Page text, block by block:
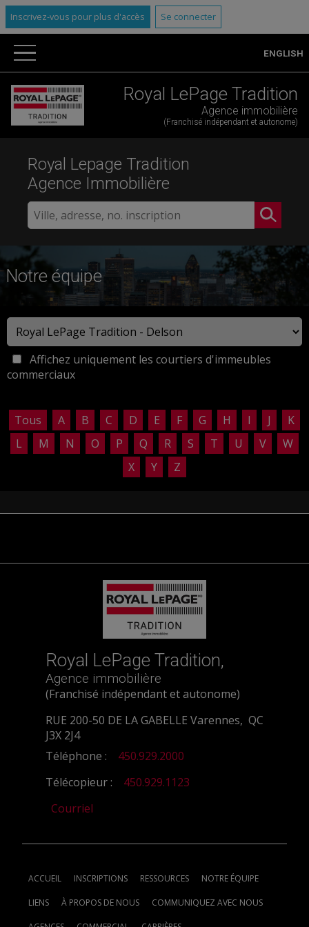
Inscrivez-vous pour plus d'accès Se connecter
ENGLISH
Royal LePage Tradition
Agence immobilière
(Franchisé indépendant et autonome)
Royal Lepage Tradition
Agence Immobilière
Notre équipe
Affichez uniquement les courtiers d'immeubles
commerciaux
Tous A B C D E F G H I J
K
L
M N O P Q R S T U V
W
X
Y Z
Royal LePage Tradition,
Agence immobilière
(Franchisé indépendant et autonome)
RUE 200-50 DE LA GABELLE Varennes, QC
J3X 2J4
Téléphone :
450.929.2000
Télécopieur :
450.929.1123
Courriel
ACCUEIL INSCRIPTIONS RESSOURCES NOTRE ÉQUIPE
LIENS À PROPOS DE NOUS COMMUNIQUEZ AVEC NOUS